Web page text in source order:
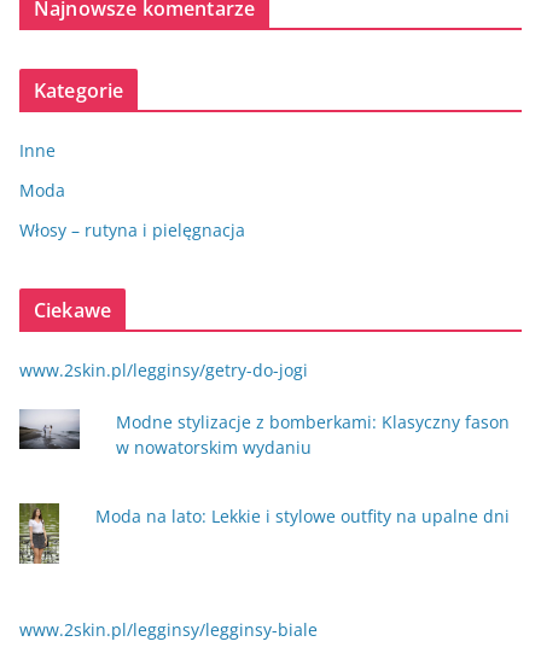
Najnowsze komentarze
Kategorie
Inne
Moda
Włosy – rutyna i pielęgnacja
Ciekawe
www.2skin.pl/legginsy/getry-do-jogi
Modne stylizacje z bomberkami: Klasyczny fason
w nowatorskim wydaniu
Moda na lato: Lekkie i stylowe outfity na upalne dni
www.2skin.pl/legginsy/legginsy-biale